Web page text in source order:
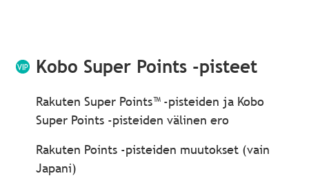
Kobo Super Points -pisteet
Rakuten Super Points™ -pisteiden ja Kobo
Super Points -pisteiden välinen ero
Rakuten Points -pisteiden muutokset (vain
Japani)